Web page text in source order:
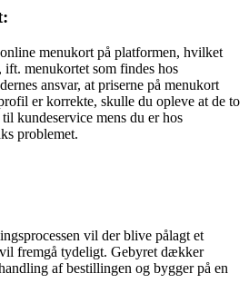
menukort på platformen, hvilket
ift. menukortet som findes hos
ansvar, at priserne på menukort
er korrekte, skulle du opleve at de to
kundeservice mens du er hos
problemet.
vil der blive pålagt et
fremgå tydeligt. Gebyret dækker
af bestillingen og bygger på en